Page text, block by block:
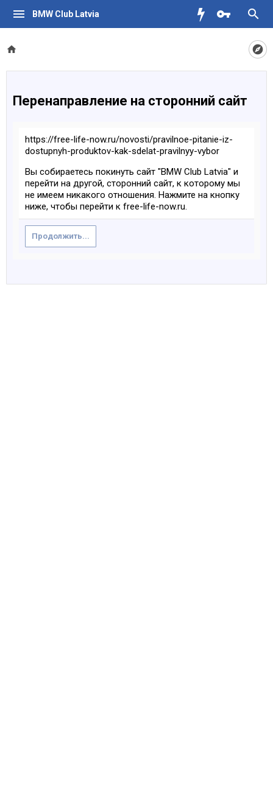
BMW Club Latvia
Перенаправление на сторонний сайт
https://free-life-now.ru/novosti/pravilnoe-pitanie-iz-
dostupnyh-produktov-kak-sdelat-pravilnyy-vybor
Вы собираетесь покинуть сайт "BMW Club Latvia" и
перейти на другой, сторонний сайт, к которому мы
не имеем никакого отношения. Нажмите на кнопку
ниже, чтобы перейти к free-life-now.ru.
Продолжить...